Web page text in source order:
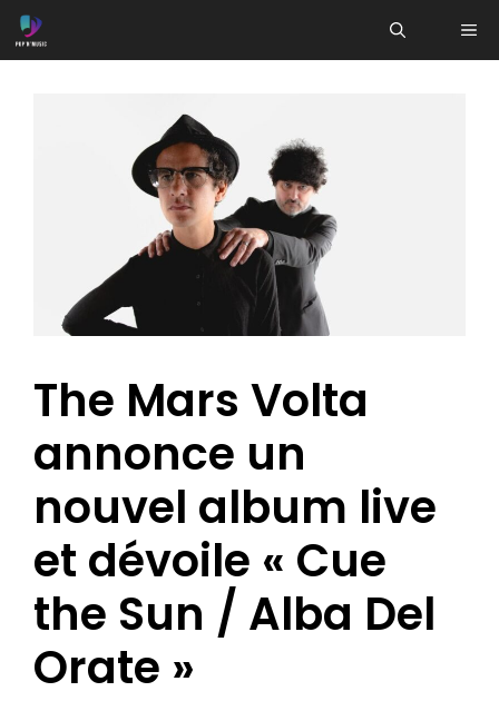
Aller
au
The Mars Volta
annonce un
nouvel album live
et dévoile « Cue
the Sun / Alba Del
Orate »